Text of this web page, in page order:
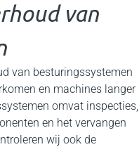
van
van besturingssystemen
en machines langer
omvat inspecties,
en het vervangen
wij ook de